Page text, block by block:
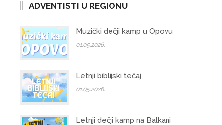
ADVENTISTI U REGIONU
Muzički dečji kamp u Opovu
01.05.2026.
Letnji biblijski tečaj
01.05.2026.
Letnji dečji kamp na Balkani